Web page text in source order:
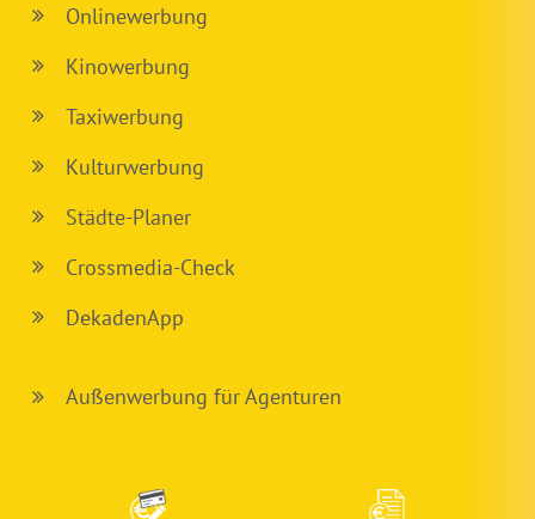
Onlinewerbung
Kinowerbung
Taxiwerbung
Kulturwerbung
Städte-Planer
Crossmedia-Check
DekadenApp
Außenwerbung für Agenturen